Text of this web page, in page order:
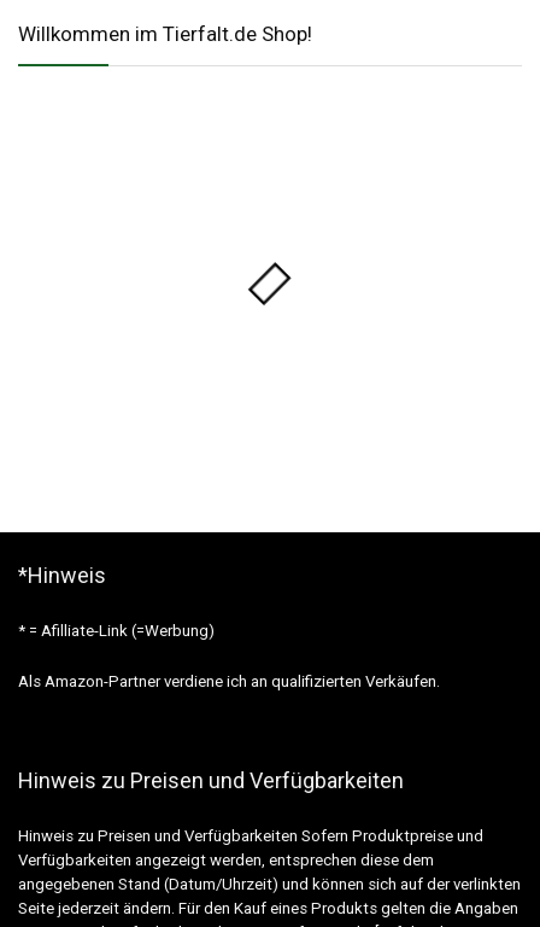
Willkommen im Tierfalt.de Shop!
*Hinweis
* = Afilliate-Link (=Werbung)
Als Amazon-Partner verdiene ich an qualifizierten Verkäufen.
Hinweis zu Preisen und Verfügbarkeiten
Hinweis zu Preisen und Verfügbarkeiten Sofern Produktpreise und
Verfügbarkeiten angezeigt werden, entsprechen diese dem
angegebenen Stand (Datum/Uhrzeit) und können sich auf der verlinkten
Seite jederzeit ändern. Für den Kauf eines Produkts gelten die Angaben